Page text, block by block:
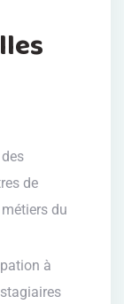
de
du
à